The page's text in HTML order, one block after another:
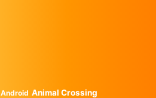
Android Animal Crossing